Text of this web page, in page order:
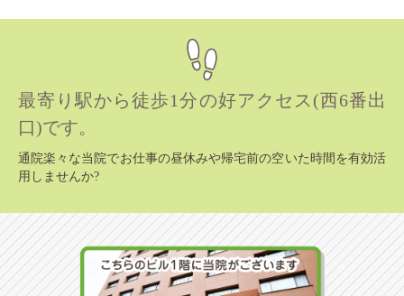
最寄り駅から徒歩1分の好アクセス(西6番出
口)です。
通院楽々な当院でお仕事の昼休みや帰宅前の空いた時間を有効活
用しませんか?